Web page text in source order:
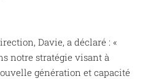
Davie, a déclaré : «
notre stratégie visant à
génération et capacité